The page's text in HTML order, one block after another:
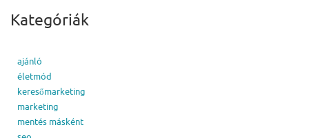
Kategóriák
ajánló
életmód
keresőmarketing
marketing
mentés másként